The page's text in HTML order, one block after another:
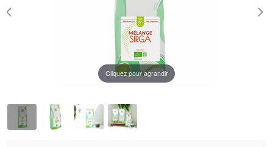
Cliquez pour agrandir